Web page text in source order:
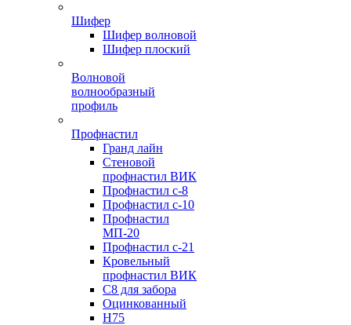
Шифер
Шифер волновой
Шифер плоский
Волновой
волнообразный
профиль
Профнастил
Гранд лайн
Стеновой
профнастил ВИК
Профнастил с-8
Профнастил с-10
Профнастил
МП-20
Профнастил с-21
Кровельный
профнастил ВИК
С8 для забора
Оцинкованный
Н75